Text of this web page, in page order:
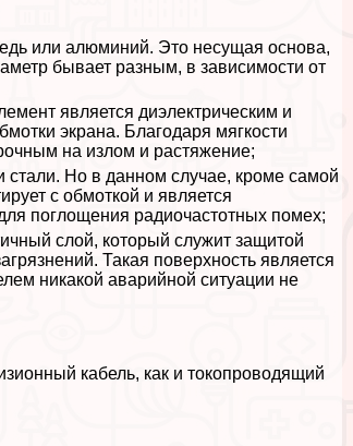
или алюминий. Это несущая основа,
бывает разным, в зависимости от
является диэлектрическим и
экрана. Благодаря мягкости
на излом и растяжение;
Но в данном случае, кроме самой
с обмоткой и является
поглощения радиочастотных помех;
слой, который служит защитой
Такая поверхность является
никакой аварийной ситуации не
кабель, как и токопроводящий